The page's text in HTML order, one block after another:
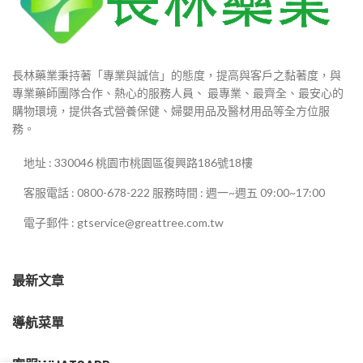
長林藥業秉持著「專業與誠信」的態度，提高與客戶之黏著度，與
專業藥師團隊合作、熱心的服務人員、 最專業、最齊全、最安心的
購物環境，提供各式營養保健、婦嬰用品及醫材用品等全方位服
務。
地址 : 330046 桃園市桃園區復興路186號18樓
客服電話 : 0800-678-222 服務時間 : 週一~週五 09:00~17:00
電子郵件 : gtservice@greattree.com.tw
最新文章
導航菜單